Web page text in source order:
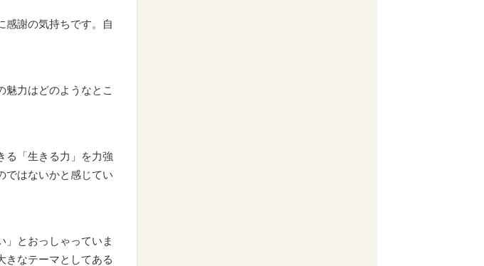
謝の気持ちです。自
魅力はどのようなとこ
る「生きる力」を力強
ではないかと感じてい
」とおっしゃっていま
きなテーマとしてある